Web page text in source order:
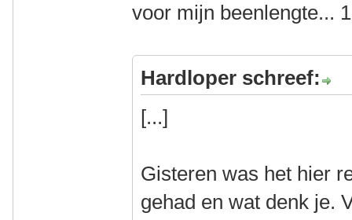
voor mijn beenlengte...
Hardloper schreef:
[...]
Gisteren was het hier
gehad en wat denk je.